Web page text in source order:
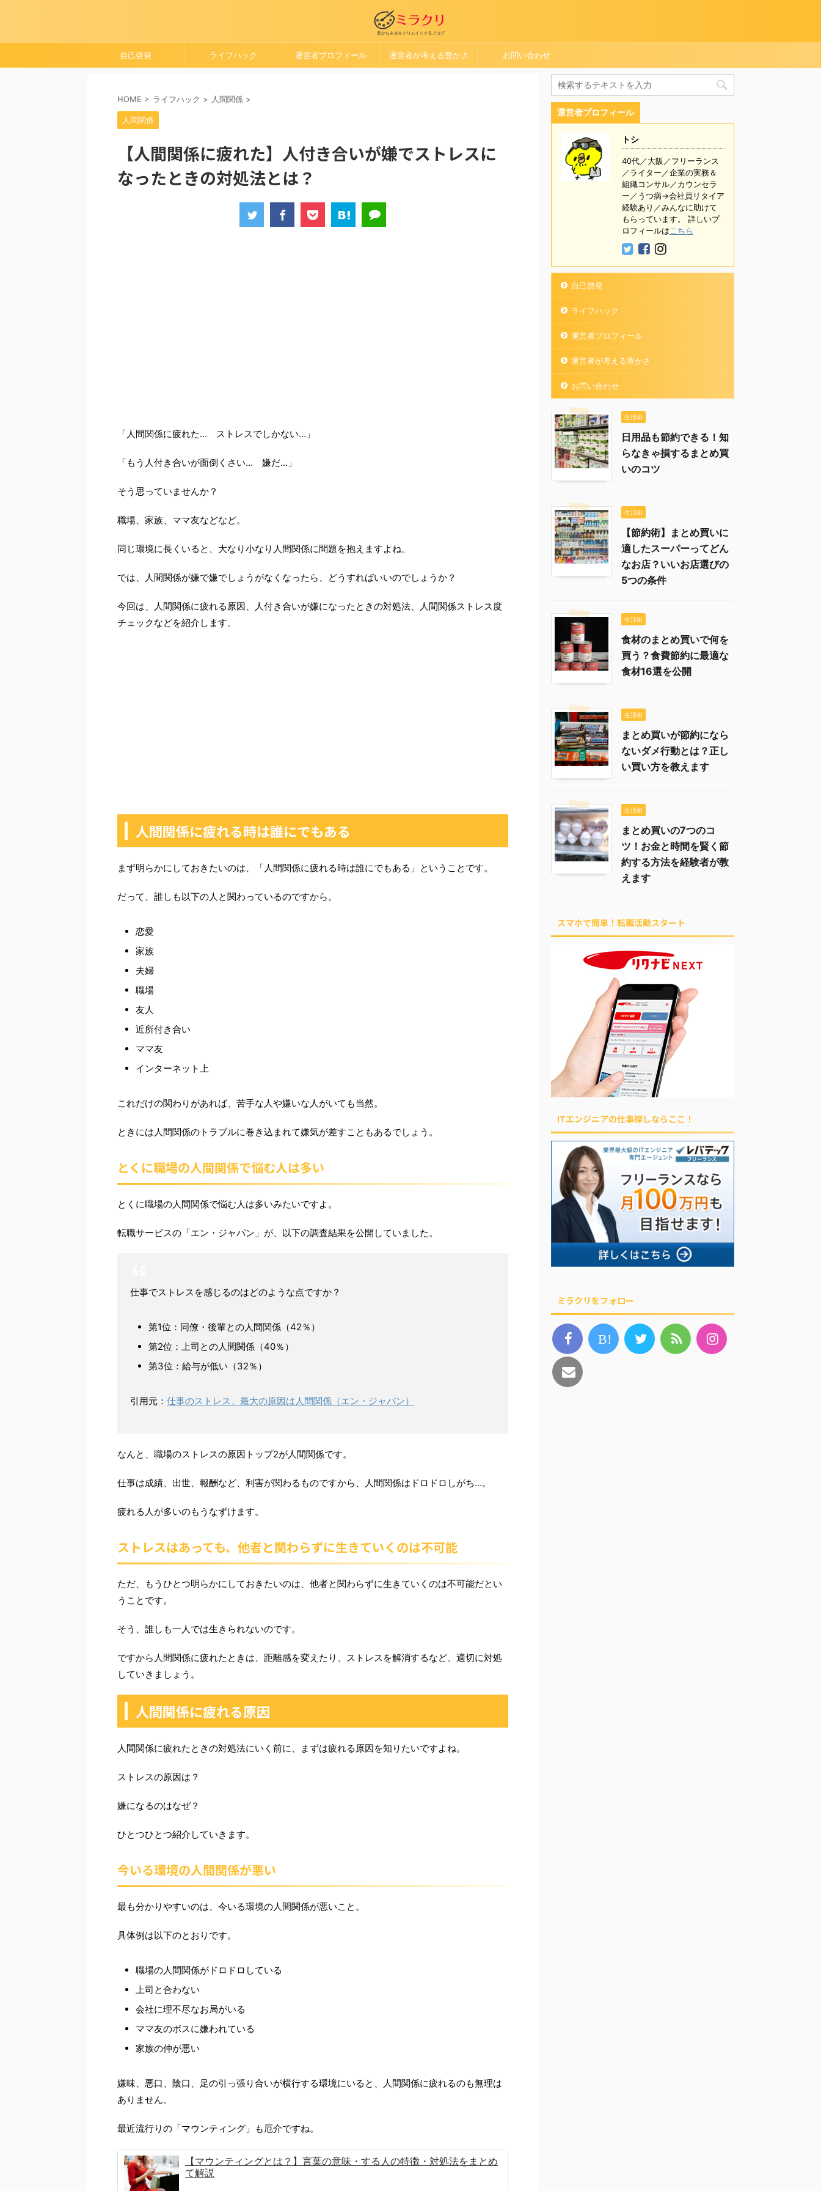
自己啓発 ライフハック 運営者プロフィール 運営者が考える豊かさ お問い合わせ
HOME > ライフハック > 人間関係 >
人間関係
【人間関係に疲れた】人付き合いが嫌でストレスに
なったときの対処法とは？
「人間関係に疲れた… ストレスでしかない…」
「もう人付き合いが面倒くさい… 嫌だ…」
そう思っていませんか？
職場、家族、ママ友などなど。
同じ環境に長くいると、大なり小なり人間関係に問題を抱えますよね。
では、人間関係が嫌で嫌でしょうがなくなったら、どうすればいいのでしょうか？
今回は、人間関係に疲れる原因、人付き合いが嫌になったときの対処法、人間関係ストレス度
チェックなどを紹介します。
人間関係に疲れる時は誰にでもある
まず明らかにしておきたいのは、「人間関係に疲れる時は誰にでもある」ということです。
だって、誰しも以下の人と関わっているのですから。
恋愛
家族
夫婦
職場
友人
近所付き合い
ママ友
インターネット上
これだけの関わりがあれば、苦手な人や嫌いな人がいても当然。
ときには人間関係のトラブルに巻き込まれて嫌気が差すこともあるでしょう。
とくに職場の人間関係で悩む人は多い
とくに職場の人間関係で悩む人は多いみたいですよ。
転職サービスの「エン・ジャパン」が、以下の調査結果を公開していました。
仕事でストレスを感じるのはどのような点ですか？
第1位：同僚・後輩との人間関係（42％）
第2位：上司との人間関係（40％）
第3位：給与が低い（32％）
引用元： 仕事のストレス、最大の原因は人間関係（エン・ジャパン）
なんと、職場のストレスの原因トップ2が人間関係です。
仕事は成績、出世、報酬など、利害が関わるものですから、人間関係はドロドロしがち…。
疲れる人が多いのもうなずけます。
ストレスはあっても、他者と関わらずに生きていくのは不可能
ただ、もうひとつ明らかにしておきたいのは、他者と関わらずに生きていくのは不可能だとい
うことです。
そう、誰しも一人では生きられないのです。
ですから人間関係に疲れたときは、距離感を変えたり、ストレスを解消するなど、適切に対処
していきましょう。
人間関係に疲れる原因
人間関係に疲れたときの対処法にいく前に、まずは疲れる原因を知りたいですよね。
ストレスの原因は？
嫌になるのはなぜ？
ひとつひとつ紹介していきます。
今いる環境の人間関係が悪い
最も分かりやすいのは、今いる環境の人間関係が悪いこと。
具体例は以下のとおりです。
職場の人間関係がドロドロしている
上司と合わない
会社に理不尽なお局がいる
ママ友のボスに嫌われている
家族の仲が悪い
嫌味、悪口、陰口、足の引っ張り合いが横行する環境にいると、人間関係に疲れるのも無理は
ありません。
最近流行りの「マウンティング」も厄介ですね。
【マウンティングとは？】言葉の意味・する人の特徴・対処法をまとめ
て解説
運営者プロフィール
トシ
40代／大阪／フリーランス
／ライター／企業の実務＆
組織コンサル／カウンセラ
ー／うつ病→会社員リタイア
経験あり／みんなに助けて
もらっています。 詳しいプ
ロフィールはこちら
自己啓発
ライフハック
運営者プロフィール
運営者が考える豊かさ
お問い合わせ
生活術
日用品も節約できる！知
らなきゃ損するまとめ買
いのコツ
生活術
【節約術】まとめ買いに
適したスーパーってどん
なお店？いいお店選びの
5つの条件
生活術
食材のまとめ買いで何を
買う？食費節約に最適な
食材16選を公開
生活術
まとめ買いが節約になら
ないダメ行動とは？正し
い買い方を教えます
生活術
まとめ買いの7つのコ
ツ！お金と時間を賢く節
約する方法を経験者が教
えます
スマホで簡単！転職活動スタート
ITエンジニアの仕事探しならここ！
ミラクリをフォロー
B!